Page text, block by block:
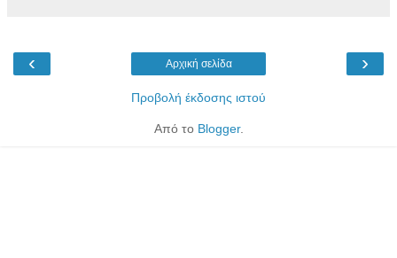
‹ ›
Αρχική σελίδα
Προβολή έκδοσης ιστού
Από το Blogger.